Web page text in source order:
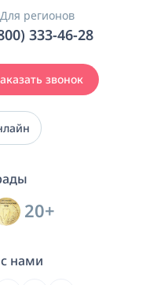
Для регионов
333-46-28
звонок
20+
нами